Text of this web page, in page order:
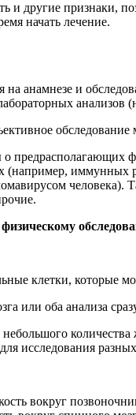
и другие признаки,
начать лечение.
на анамнезе и
(например, иммунных
человека).
клетки, которые
или оба анализа
исследования
вокруг